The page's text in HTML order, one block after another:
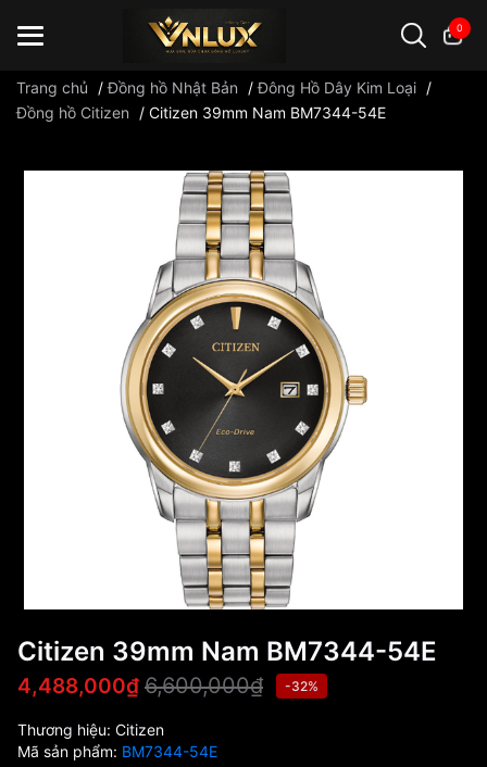
0
Trang chủ /Đồng hồ Nhật Bản /Đông Hồ Dây Kim Loại /
Đồng hồ Citizen
/ Citizen 39mm Nam BM7344-54E
Citizen 39mm Nam BM7344-54E
4,488,000₫ 6,600,000₫ -32%
Thương hiệu: Citizen
Mã sản phẩm: BM7344-54E